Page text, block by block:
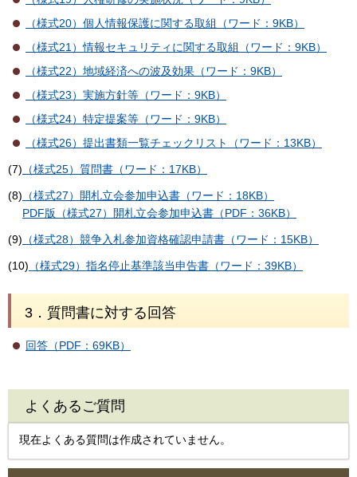
（様式20）個人情報保護に関する取組（ワード：9KB）
（様式21）情報セキュリティに関する取組（ワード：9KB）
（様式22）地域経済への波及効果（ワード：9KB）
（様式23）実施方針等（ワード：9KB）
（様式24）特定提案等（ワード：9KB）
（様式26）提出書類一覧チェックリスト（ワード：13KB）
(7) （様式25）質問書（ワード：17KB）
(8) （様式27）開札立会参加申込書（ワード：18KB）
PDF版（様式27）開札立会参加申込書（PDF：36KB）
(9) （様式28）競争入札参加資格確認申請書（ワード：15KB）
(10) （様式29）指名停止基準該当申告書（ワード：39KB）
3．質問書に対する回答
回答（PDF：69KB）
よくあるご質問
現在よくある質問は作成されていません。